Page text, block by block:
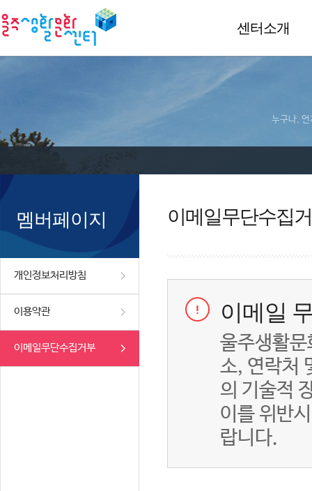
센터소개
누구나, 언
멤버페이지
개인정보처리방침
이용약관
이메일무단수집거부
이메일무단수집
이메일
울주생활
소, 연락처
의 기술적
이를 위반
랍니다.